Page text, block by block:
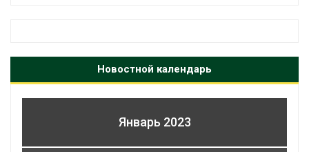
Новостной календарь
Январь 2023